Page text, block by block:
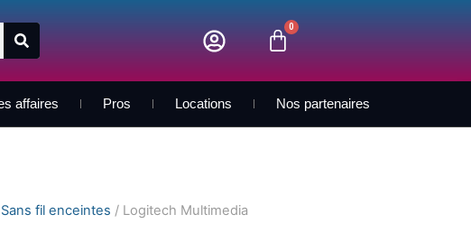
0
Panier
affaires Pros Locations Nos partenaires
Sans fil enceintes / Logitech Multimedia